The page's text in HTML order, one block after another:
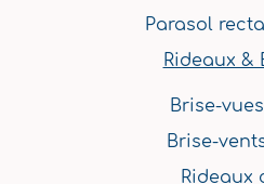
Parasol
Rideaux &
Brise-
Brise-
Rideaux